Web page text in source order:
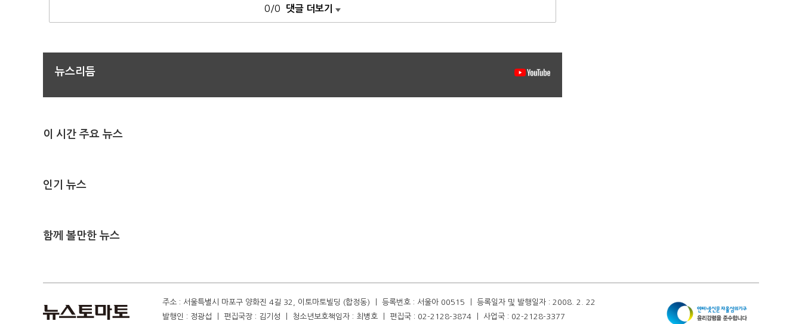
0/0 댓글 더보기
뉴스리듬
이 시간 주요 뉴스
인기 뉴스
함께 볼만한 뉴스
주소 : 서울특별시 마포구 양화진 4길 32, 이토마토빌딩 (합정동) ㅣ 등록번호 : 서울아 00515 ㅣ 등록일자 및 발행일자 : 2008. 2. 22
발행인 : 정광섭 ㅣ 편집국장 : 김기성 ㅣ 청소년보호책임자 : 최병호 ㅣ 편집국 : 02-2128-3874 ㅣ 사업국 : 02-2128-3377